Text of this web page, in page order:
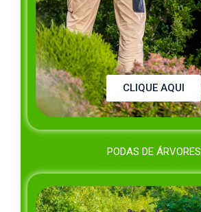
CLIQUE AQUI
PODAS DE ÁRVORES